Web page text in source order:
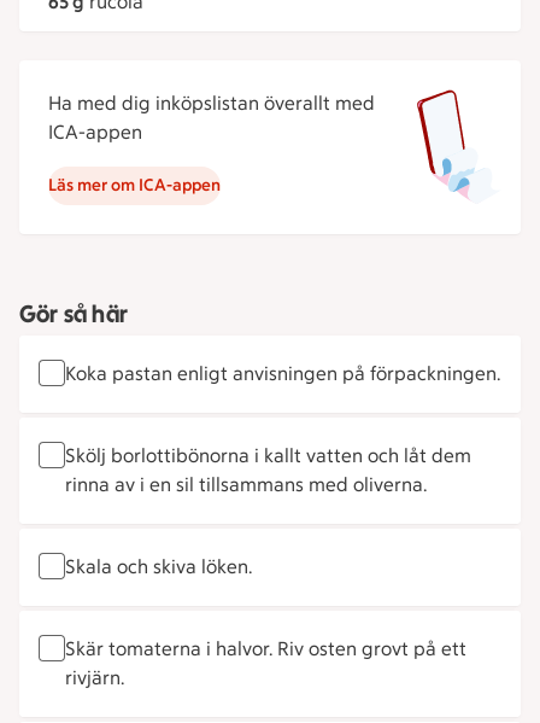
Ha med dig inköpslistan överallt med
ICA-appen
Läs mer om ICA-appen
Gör så här
Koka pastan enligt anvisningen på förpackningen.
Skölj borlottibönorna i kallt vatten och låt dem
rinna av i en sil tillsammans med oliverna.
Skala och skiva löken.
Skär tomaterna i halvor. Riv osten grovt på ett
rivjärn.